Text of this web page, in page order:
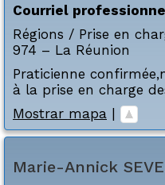
Courriel
Régions / Prise en
974 – La Réunion
Praticienne
à la prise en charge
Mostrar mapa |
Marie-Annick